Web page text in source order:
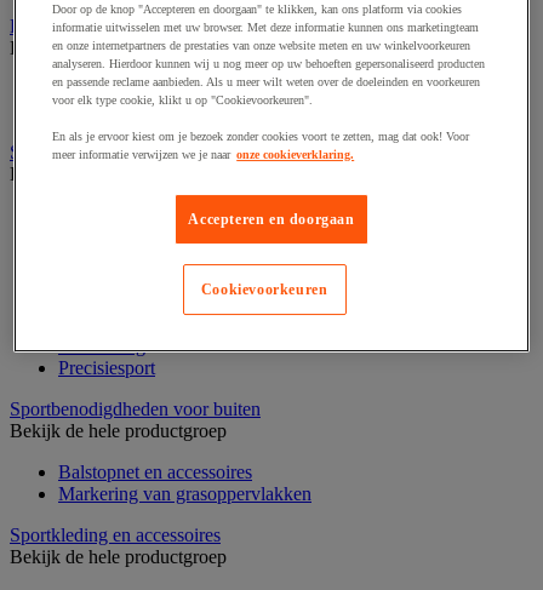
Rugzak en sporttas
Bekijk de hele productgroep
Rugzak
Sporttas
Sport en buitenactiviteiten
Bekijk de hele productgroep
Bordspel en darts
Hiken en kamperen
Oriëntering
Precisiesport
Sportbenodigdheden voor buiten
Bekijk de hele productgroep
Balstopnet en accessoires
Markering van grasoppervlakken
Sportkleding en accessoires
Bekijk de hele productgroep
Door op de knop "Accepteren en doorgaan" te klikken, kan ons platform via cookies
informatie uitwisselen met uw browser. Met deze informatie kunnen ons marketingteam
en onze internetpartners de prestaties van onze website meten en uw winkelvoorkeuren
analyseren. Hierdoor kunnen wij u nog meer op uw behoeften gepersonaliseerd producten
en passende reclame aanbieden. Als u meer wilt weten over de doeleinden en voorkeuren
voor elk type cookie, klikt u op "Cookievoorkeuren".
En als je ervoor kiest om je bezoek zonder cookies voort te zetten, mag dat ook! Voor
meer informatie verwijzen we je naar onze cookieverklaring.
Accepteren en doorgaan
Cookievoorkeuren